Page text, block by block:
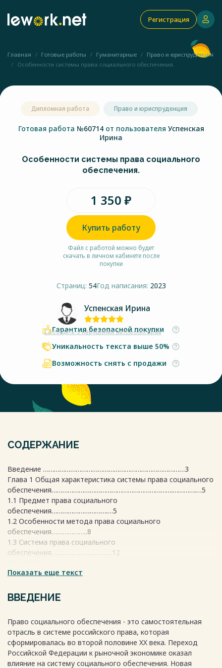
Регистрация
Главная Готовые работы Гуманитарные
Право и юриспруденция
Особенности системы права социального обеспечения.
Дипломная работа Право и юриспруденция
Готовая работа №60714 от пользователя Успенская
Ирина
Особенности системы права социального
обеспечения.
1 350 ₽
Купить работу
Файл с работой можно будет
скачать в личном кабинете после
покупки
Страниц: 54Год написания: 2023
Успенская Ирина
Сообщить о нарушении авторских прав
Гарантия безопасной покупки
Уникальность текста выше 50%
Возможность снять с продажи
СОДЕРЖАНИЕ
Введение ……………………………………………………………………3
Глава 1 Общая характеристика системы права социального
обеспечения………………………………………………………….………….…5
1.1 Предмет права социального
обеспечения………………………….…5
1.2 Особенности метода права социального
обеспечения………………..8
1.3 Система права социального
обеспечения…………………………....12
социального обеспечения
2.1 Понятия и классификация принципов права социального
обеспечения…………………………………………………………………..…..21
социального
обеспечения………………………………………………………………………29
Глава 3 Особенности права социального
обеспечения…………..…….36
Показать еще текст
ВВЕДЕНИЕ
Право социального обеспечения - это самостоятельная
отрасль в системе российского права, которая
сформировалась во второй половине XX века. Переход
Российской Федерации к рыночной экономике оказал
влияние на систему социального обеспечения. Новая